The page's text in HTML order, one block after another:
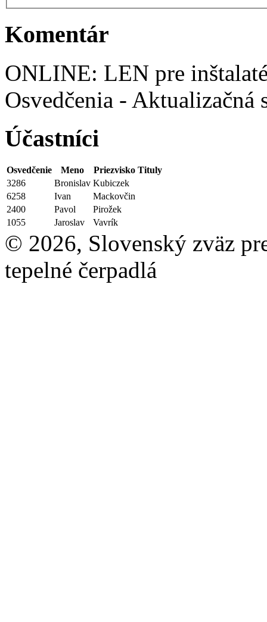
Komentár
ONLINE: LEN pre
Osvedčenia - Aktualizačná
Účastníci
Osvedčenie Meno Priezvisko Tituly
3286
Bronislav Kubiczek
6258
Ivan
Mackovčin
2400
Pavol
Pirožek
1055
Jaroslav Vavrík
© 2026, Slovenský zväz
tepelné čerpadlá